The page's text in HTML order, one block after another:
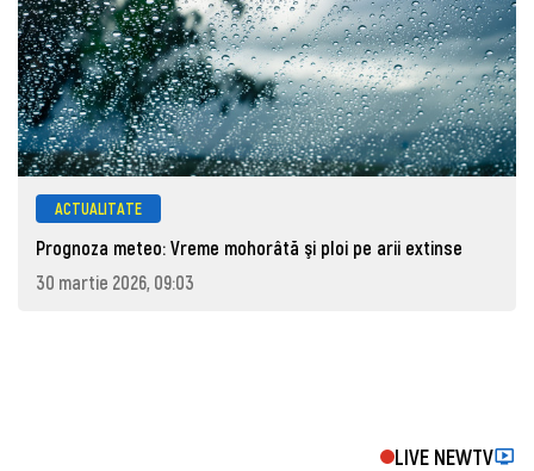
ACTUALITATE
Prognoza meteo: Vreme mohorâtă şi ploi pe arii extinse
30 martie 2026, 09:03
LIVE NEWTV